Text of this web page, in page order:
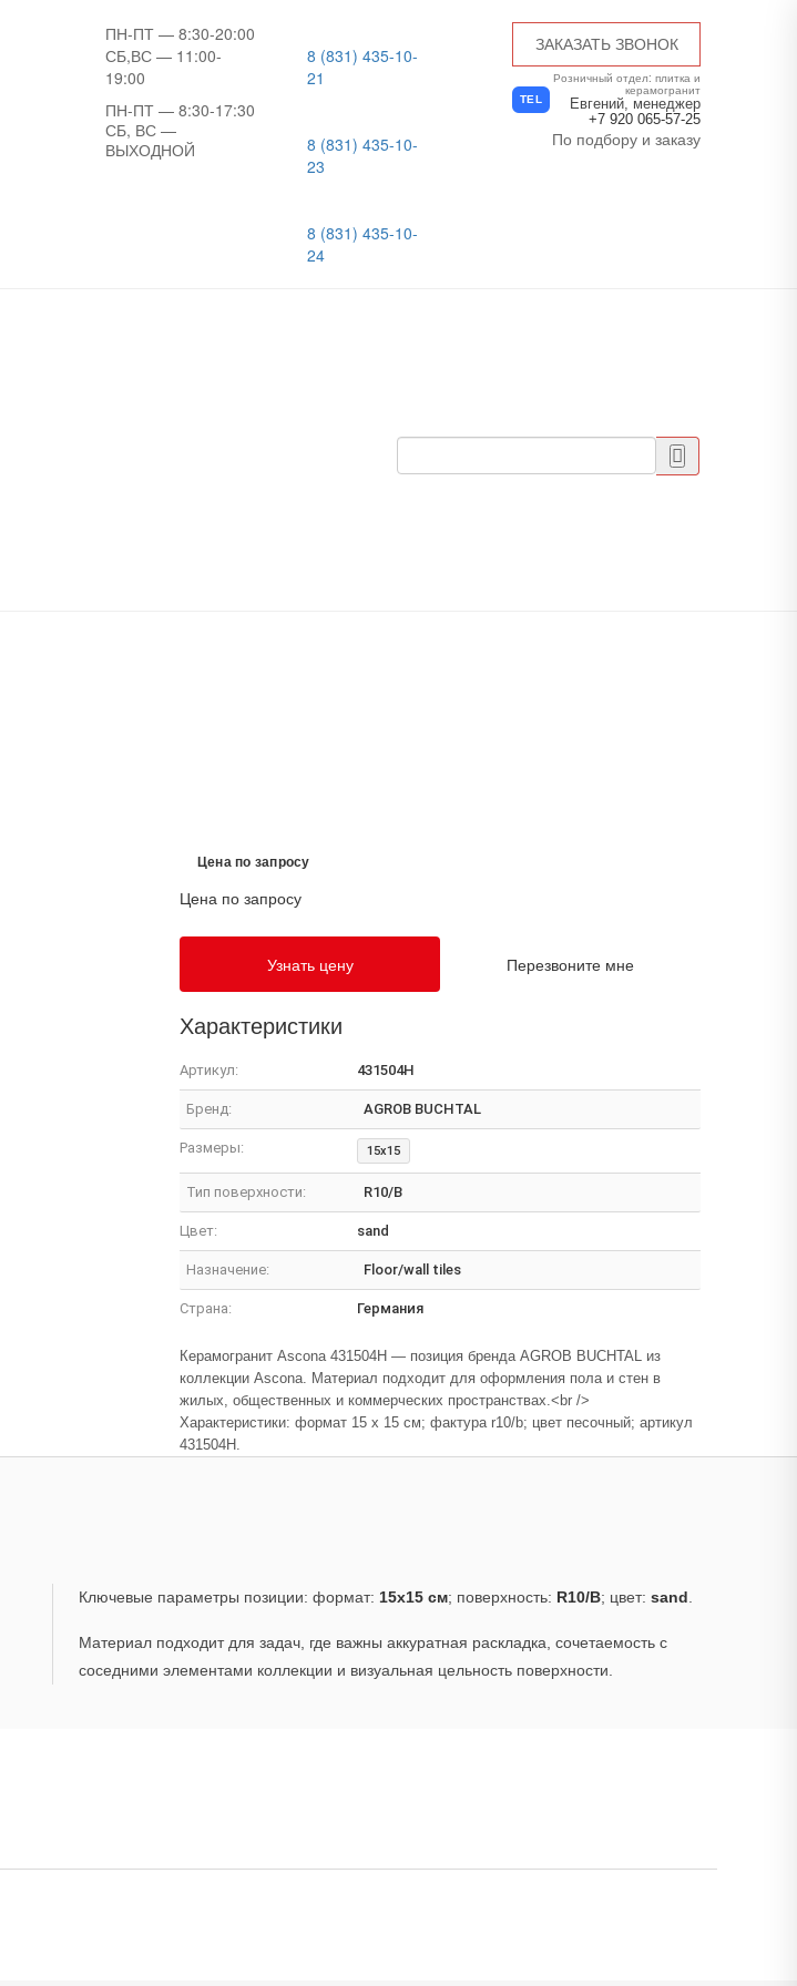
ПН-ПТ — 8:30-20:00
СБ,ВС — 11:00-
19:00
ПН-ПТ — 8:30-17:30
СБ, ВС —
ВЫХОДНОЙ
8 (831) 435-10-
21
8 (831) 435-10-
23
8 (831) 435-10-
24
ЗАКАЗАТЬ ЗВОНОК
TEL
Розничный отдел: плитка и
керамогранит
Евгений, менеджер
+7 920 065-57-25
По подбору и заказу
Цена по запросу
Цена по запросу
Узнать цену Перезвоните мне
Характеристики
Артикул: 431504H
Бренд: AGROB BUCHTAL
Размеры: 15x15
Тип поверхности: R10/B
Цвет: sand
Назначение: Floor/wall tiles
Страна: Германия
Керамогранит Ascona 431504H — позиция бренда AGROB BUCHTAL из
коллекции Ascona. Материал подходит для оформления пола и стен в
жилых, общественных и коммерческих пространствах.<br />
Характеристики: формат 15 x 15 см; фактура r10/b; цвет песочный; артикул
431504H.
Ключевые параметры позиции: формат: 15x15 см; поверхность: R10/B; цвет: sand
Материал подходит для задач, где важны аккуратная раскладка, сочетаемость с
соседними элементами коллекции и визуальная цельность поверхности.